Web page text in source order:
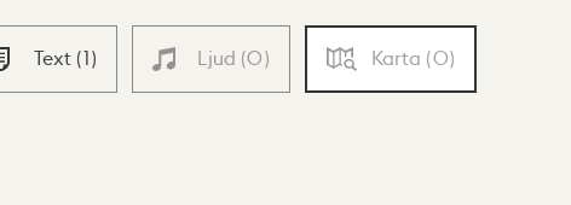
Text (1) Ljud (0) Karta (0)